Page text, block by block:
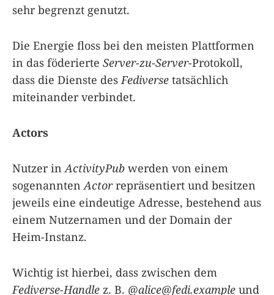
sehr begrenzt genutzt.
Die Energie floss bei den meisten Plattformen
in das föderierte Server-zu-Server-Protokoll,
dass die Dienste des Fediverse tatsächlich
miteinander verbindet.
Actors
Nutzer in ActivityPub werden von einem
sogenannten Actorrepräsentiert und besitzen
jeweils eine eindeutige Adresse, bestehend aus
einem Nutzernamen und der Domain der
Heim-Instanz.
Wichtig ist hierbei, dass zwischen dem
Fediverse-Handle z. B. @alice@fedi.example und